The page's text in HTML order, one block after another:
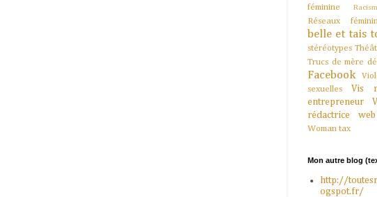
féminine
Réseaux
belle et tais
stéréotypes
Trucs de mère
Facebook
sexuelles
Vis
entrepreneur
rédactrice web
Woman tax
Mon autre blog
http://
ogspot.fr/